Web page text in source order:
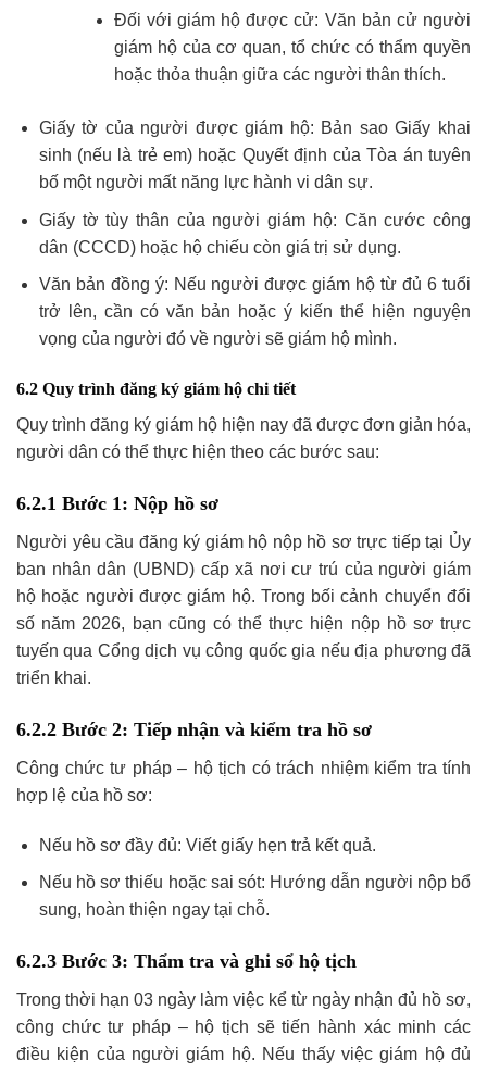
Đối với giám hộ được cử: Văn bản cử người
giám hộ của cơ quan, tổ chức có thẩm quyền
hoặc thỏa thuận giữa các người thân thích.
Giấy tờ của người được giám hộ: Bản sao Giấy khai
sinh (nếu là trẻ em) hoặc Quyết định của Tòa án tuyên
bố một người mất năng lực hành vi dân sự.
Giấy tờ tùy thân của người giám hộ: Căn cước công
dân (CCCD) hoặc hộ chiếu còn giá trị sử dụng.
Văn bản đồng ý: Nếu người được giám hộ từ đủ 6 tuổi
trở lên, cần có văn bản hoặc ý kiến thể hiện nguyện
vọng của người đó về người sẽ giám hộ mình.
6.2 Quy trình đăng ký giám hộ chi tiết
Quy trình đăng ký giám hộ hiện nay đã được đơn giản hóa,
người dân có thể thực hiện theo các bước sau:
6.2.1 Bước 1: Nộp hồ sơ
Người yêu cầu đăng ký giám hộ nộp hồ sơ trực tiếp tại Ủy
ban nhân dân (UBND) cấp xã nơi cư trú của người giám
hộ hoặc người được giám hộ. Trong bối cảnh chuyển đổi
số năm 2026, bạn cũng có thể thực hiện nộp hồ sơ trực
tuyến qua Cổng dịch vụ công quốc gia nếu địa phương đã
triển khai.
6.2.2 Bước 2: Tiếp nhận và kiểm tra hồ sơ
Công chức tư pháp – hộ tịch có trách nhiệm kiểm tra tính
hợp lệ của hồ sơ:
Nếu hồ sơ đầy đủ: Viết giấy hẹn trả kết quả.
Nếu hồ sơ thiếu hoặc sai sót: Hướng dẫn người nộp bổ
sung, hoàn thiện ngay tại chỗ.
6.2.3 Bước 3: Thẩm tra và ghi sổ hộ tịch
Trong thời hạn 03 ngày làm việc kể từ ngày nhận đủ hồ sơ,
công chức tư pháp – hộ tịch sẽ tiến hành xác minh các
điều kiện của người giám hộ. Nếu thấy việc giám hộ đủ